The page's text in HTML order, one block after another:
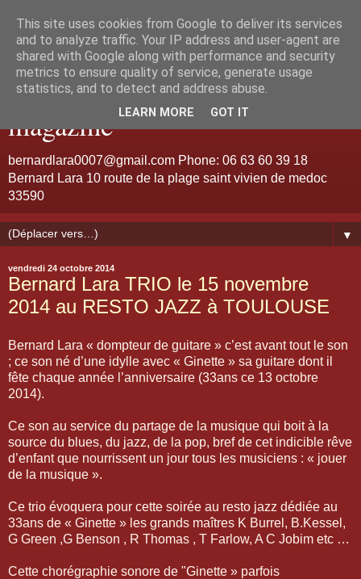
Bernard Lara "Guitariste de
talent et d'émotion" jazz
magazine
bernardlara0007@gmail.com Phone: 06 63 60 39 18
Bernard Lara 10 route de la plage saint vivien de medoc
33590
▼
vendredi 24 octobre 2014
Bernard Lara TRIO le 15 novembre
2014 au RESTO JAZZ à TOULOUSE
Bernard Lara « dompteur de guitare » c’est avant tout le son
; ce son né d’une idylle avec « Ginette » sa guitare dont il
fête chaque année l’anniversaire (33ans ce 13 octobre
2014).
Ce son au service du partage de la musique qui boit à la
source du blues, du jazz, de la pop, bref de cet indicible rêve
d’enfant que nourrissent un jour tous les musiciens : « jouer
de la musique ».
Ce trio évoquera pour cette soirée au resto jazz dédiée au
33ans de « Ginette » les grands maîtres K Burrel, B.Kessel,
G Green ,G Benson , R Thomas , T Farlow, A C Jobim etc …
Cette chorégraphie sonore de "Ginette » parfois
This site uses cookies from Google to deliver its services
and to analyze traffic. Your IP address and user-agent are
shared with Google along with performance and security
metrics to ensure quality of service, generate usage
statistics, and to detect and address abuse.
LEARN MORE GOT IT